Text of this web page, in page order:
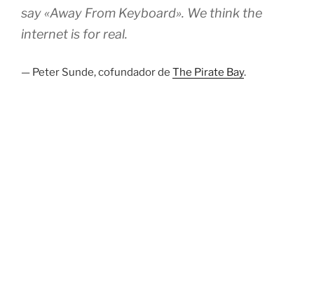
say «Away From Keyboard». We think the
internet is for real.
— Peter Sunde, cofundador de The Pirate Bay.